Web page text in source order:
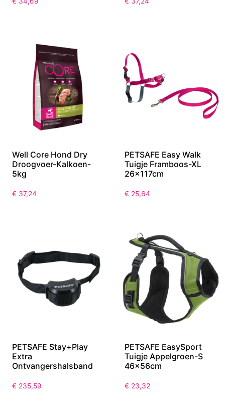
Well Core Hond Dry
Droogvoer-Kalkoen-
5kg
€ 37,24
PETSAFE Easy Walk
Tuigje Framboos-XL
26x117cm
€ 25,64
PETSAFE Stay+Play
Extra
Ontvangershalsband
€ 235,59
PETSAFE EasySport
Tuigje Appelgroen-S
46x56cm
€ 23,32